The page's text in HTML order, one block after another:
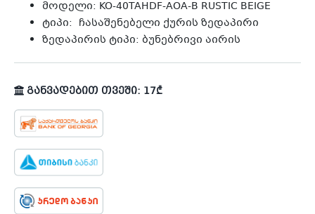
მოდელი: KO-40TAHDF-AOA-B RUSTIC BEIGE
ტიპი: ჩასაშენებელი ქურის ზედაპირი
ზედაპირის ტიპი: ბუნებრივი აირის
განვადებით თვეში: 17₾